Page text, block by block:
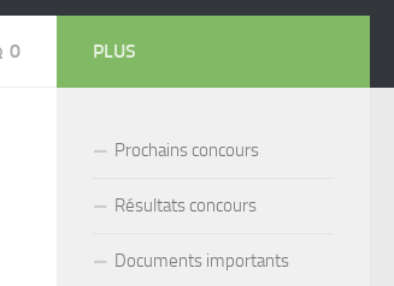
0 PLUS
Prochains concours
Résultats concours
Documents importants